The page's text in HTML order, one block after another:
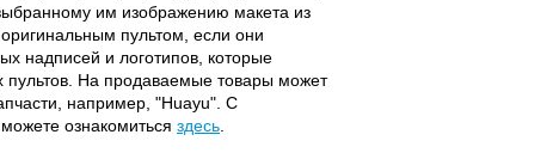
им изображению макета из
оригинальным пультом, если они
надписей и логотипов, которые
пультов. На продаваемые товары может
например, "Huayu". С
ознакомиться здесь